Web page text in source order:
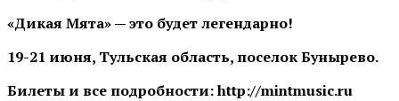
«Дикая Мята» — это будет легендарно!
19-21 июня, Тульская область, поселок Бунырево.
Билеты и все подробности: http://mintmusic.ru